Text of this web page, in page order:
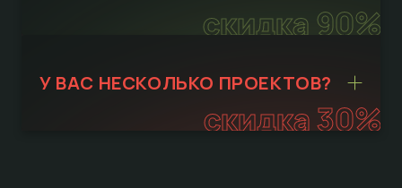
скидка 90%
скидка 30%
У ВАС НЕСКОЛЬКО ПРОЕКТОВ?